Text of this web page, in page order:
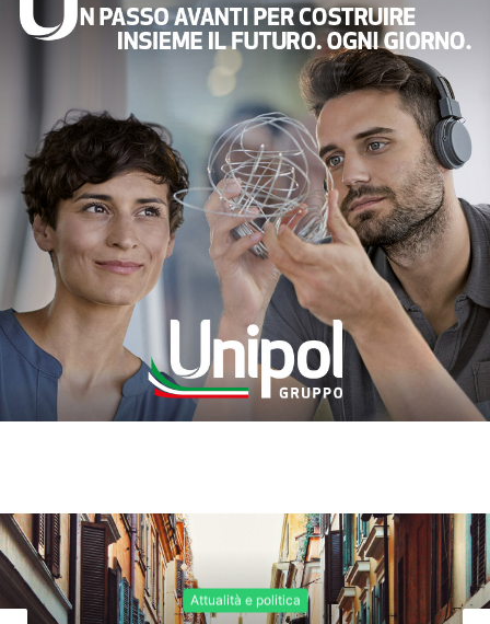
Attualità e politica